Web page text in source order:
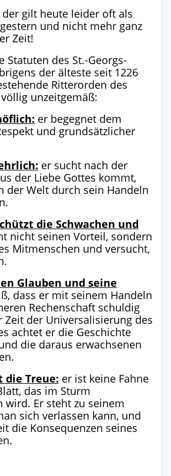
gilt heute leider oft als
und nicht mehr ganz
Zeit!
Statuten des St.-Georgs-
der älteste seit 1226
Ritterorden des
unzeitgemäß:
er begegnet dem
und grundsätzlicher
er sucht nach der
der Liebe Gottes kommt,
der Welt durch sein Handeln
die Schwachen und
nicht seinen Vorteil, sondern
Mitmenschen und versucht,
Glauben und seine
dass er mit seinem Handeln
Rechenschaft schuldig
Zeit der Universalisierung des
achtet er die Geschichte
die daraus erwachsenen
die Treue: er ist keine Fahne
das im Sturm
wird. Er steht zu seinem
sich verlassen kann, und
die Konsequenzen seines